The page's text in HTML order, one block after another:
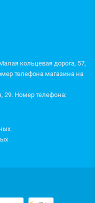
кольцевая дорога, 57,
телефона магазина на
29. Номер телефона: